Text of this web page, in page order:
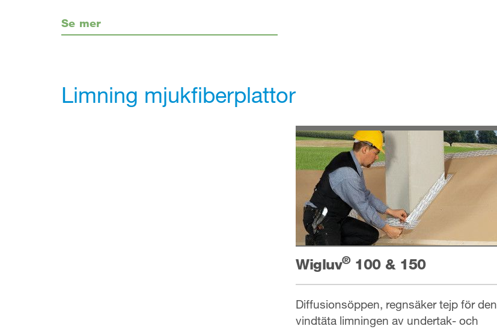
Se mer
Limning mjukfiberplattor
Wigluv®100 & 150
Diffusionsöppen, regnsäker tejp för den
vindtäta limningen av undertak- och